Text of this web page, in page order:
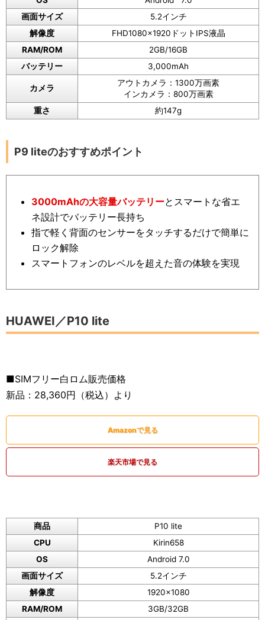
画面サイズ
5.2インチ
解像度
FHD1080x1920ドットIPS液晶
RAM/ROM
2GB/16GB
バッテリー
3,000mAh
カメラ
アウトカメラ：1300万画素
インカメラ：800万画素
重さ
約147g
P9 liteのおすすめポイント
3000mAhの大容量バッテリーとスマートな省エ
ネ設計でバッテリー長持ち
指で軽く背面のセンサーをタッチするだけで簡単に
ロック解除
スマートフォンのレベルを超えた音の体験を実現
HUAWEI／P10 lite
■SIMフリー白ロム販売価格
新品：28,360円（税込）より
Amazonで見る
楽天市場で見る
商品
P10 lite
CPU
Kirin658
OS
Android 7.0
画面サイズ
5.2インチ
解像度
1920×1080
RAM/ROM
3GB/32GB